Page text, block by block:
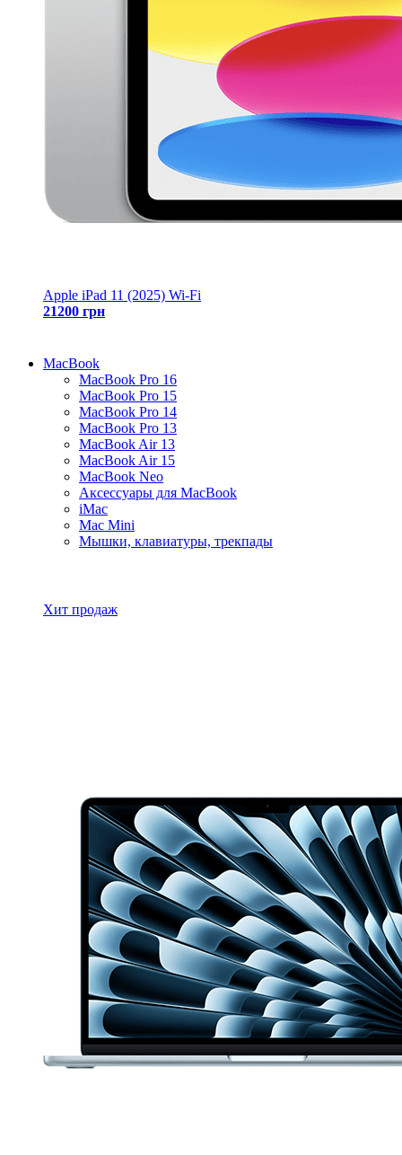
Apple iPad 11 (2025) Wi-Fi
21200 грн
MacBook
MacBook Pro 16
MacBook Pro 15
MacBook Pro 14
MacBook Pro 13
MacBook Air 13
MacBook Air 15
MacBook Neo
Аксессуары для MacBook
iMac
Mac Mini
Мышки, клавиатуры, трекпады
Хит продаж